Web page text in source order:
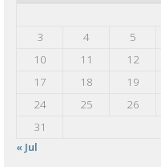
3
4 5
10
11 12
17
18 19
24
25 26
31
« Jul